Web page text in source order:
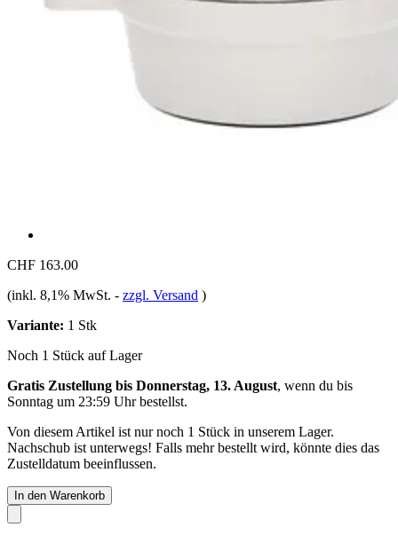
CHF 163.00
(inkl. 8,1% MwSt. - zzgl. Versand )
Variante: 1 Stk
Noch 1 Stück auf Lager
Gratis Zustellung bis Donnerstag, 13. August, wenn du bis
Sonntag um 23:59 Uhrbestellst.
Von diesem Artikel ist nur noch 1 Stück in unserem Lager.
Nachschub ist unterwegs! Falls mehr bestellt wird, könnte dies das
Zustelldatum beeinflussen.
In den Warenkorb